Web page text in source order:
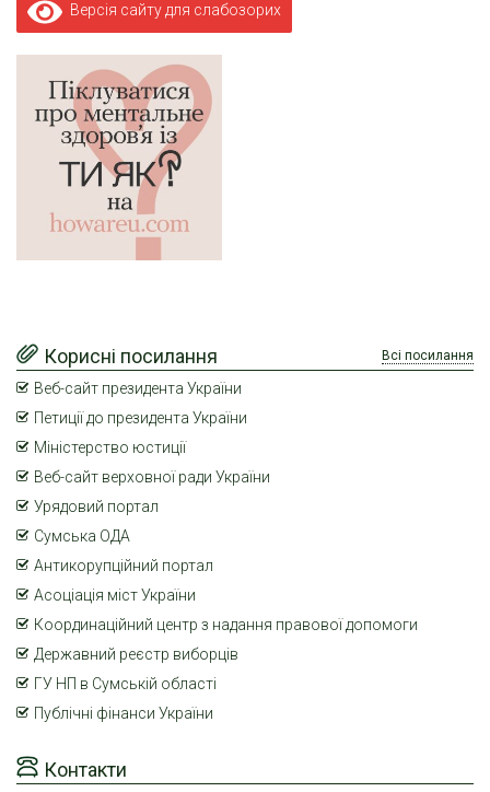
Версія сайту для слабозорих
Контакти
Корисні посилання Всі посилання
Веб-сайт президента України
Петиції до президента України
Міністерство юстиції
Веб-сайт верховної ради України
Урядовий портал
Сумська ОДА
Антикорупційний портал
Асоціація міст України
Координаційний центр з надання правової допомоги
Державний реєстр виборців
ГУ НП в Сумській області
Публічні фінанси України